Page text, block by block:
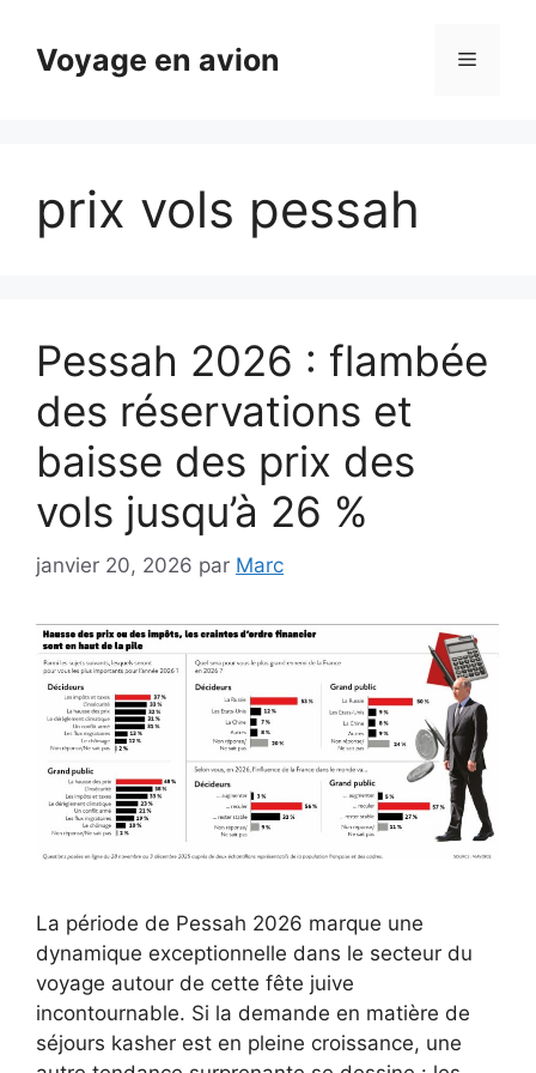
contenuVoyage en avion Menu
prix vols pessah
Pessah 2026 : flambée
des réservations et
baisse des prix des
vols jusqu’à 26 %
janvier 20, 2026 par Marc
La période de Pessah 2026 marque une
dynamique exceptionnelle dans le secteur du
voyage autour de cette fête juive
incontournable. Si la demande en matière de
séjours kasher est en pleine croissance, une